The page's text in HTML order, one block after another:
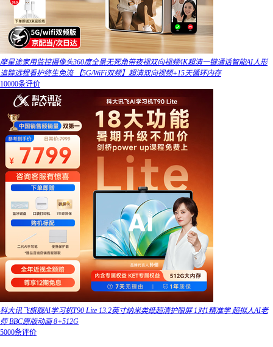
摩星途家用监控摄像头360度全景无死角带夜视双向视频4K超清一键通话智能AI人形
追踪远程看护终生免流 【5G/WiFi双频】超清双向视频+15天循环内存
10000条评价
科大讯飞旗舰AI学习机T90 Lite 13.2英寸纳米类纸超清护眼屏 1对1精准学 超拟人AI老
师 BBC原版动画 8+512G
5000条评价